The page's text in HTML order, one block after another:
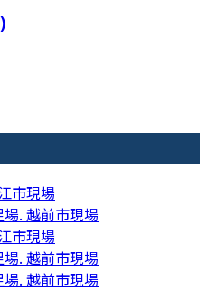
市現場
. 越前市現場
市現場
. 越前市現場
. 越前市現場